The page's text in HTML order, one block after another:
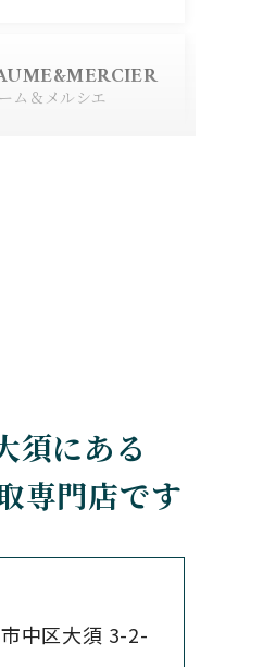
ズン
ム＆メルシエ
ティエ
須にある
専門店です
中区大須 3-2-